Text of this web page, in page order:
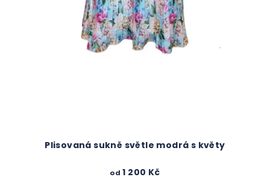
Plisovaná sukně světle modrá s květy
od 1 200 Kč